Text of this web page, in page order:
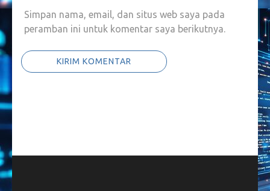
Simpan nama, email, dan situs web saya pada
peramban ini untuk komentar saya berikutnya.